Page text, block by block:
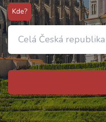
Kde?